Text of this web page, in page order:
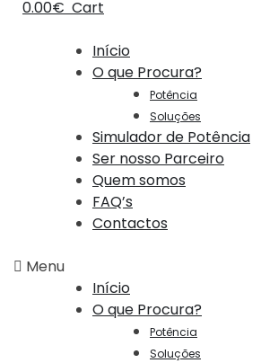
0.00€ Cart
Início
O que Procura?
Potência
Soluções
Simulador de Potência
Ser nosso Parceiro
Quem somos
FAQ’s
Contactos
Menu
Início
O que Procura?
Potência
Soluções